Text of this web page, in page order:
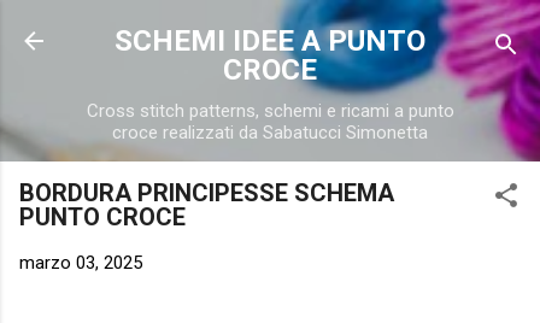
Passa ai contenuti principali
SCHEMI IDEE A PUNTO
CROCE
Cross stitch patterns, schemi e ricami a punto
croce realizzati da Sabatucci Simonetta
BORDURA PRINCIPESSE SCHEMA
PUNTO CROCE
marzo 03, 2025